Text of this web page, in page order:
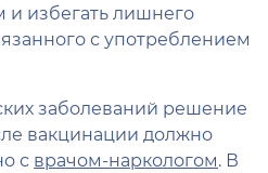
и избегать лишнего
с употреблением
заболеваний решение
вакцинации должно
с врачом-наркологом. В